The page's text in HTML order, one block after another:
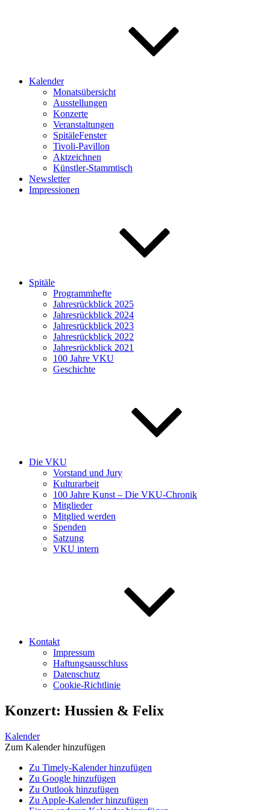
Kalender
Monatsübersicht
Ausstellungen
Konzerte
Veranstaltungen
SpitäleFenster
Tivoli-Pavillon
Aktzeichnen
Künstler-Stammtisch
Newsletter
Impressionen
Spitäle
Programmhefte
Jahresrückblick 2025
Jahresrückblick 2024
Jahresrückblick 2023
Jahresrückblick 2022
Jahresrückblick 2021
100 Jahre VKU
Geschichte
Die VKU
Vorstand und Jury
Kulturarbeit
100 Jahre Kunst – Die VKU-Chronik
Mitglieder
Mitglied werden
Spenden
Satzung
VKU intern
Kontakt
Impressum
Haftungsausschluss
Datenschutz
Cookie-Richtlinie
Konzert: Hussien & Felix
Kalender
Zum Kalender hinzufügen
Zu Timely-Kalender hinzufügen
Zu Google hinzufügen
Zu Outlook hinzufügen
Zu Apple-Kalender hinzufügen